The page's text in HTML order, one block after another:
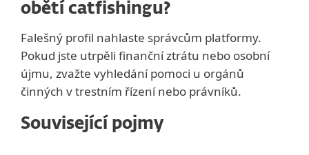
obětí catfishingu?
Falešný profil nahlaste správcům platformy.
Pokud jste utrpěli finanční ztrátu nebo osobní
újmu, zvažte vyhledání pomoci u orgánů
činných v trestním řízení nebo právníků.
Související pojmy